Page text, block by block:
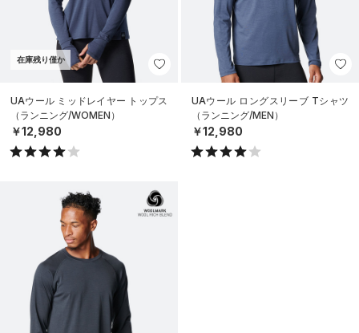
在庫残り僅か
UAウール ミッドレイヤー トップス
（ランニング/WOMEN）
￥12,980
UAウール ロングスリーブ Tシャツ
（ランニング/MEN）
￥12,980